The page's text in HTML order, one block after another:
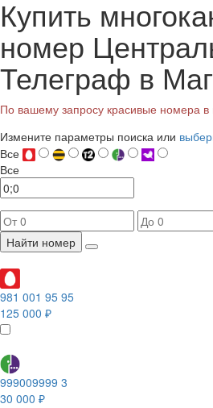
Купить
номер
Телеграф в
По вашему запросу красивые номера в
Измените параметры поиска или
Все
Все
Найти номер
981 001 95 95
125 000 ₽
999009999 3
30 000 ₽